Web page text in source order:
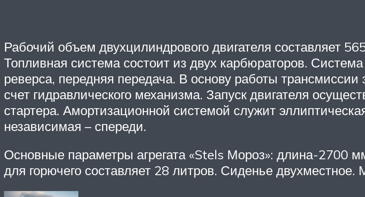
Рабочий объем двухцилиндрового двигателя составляет
Топливная система состоит из двух карбюраторов.
реверса, передняя передача. В основу работы
счет гидравлического механизма. Запуск двигателя
стартера. Амортизационной системой служит
независимая – спереди.
Основные параметры агрегата «Stels Мороз»: длина-
для горючего составляет 28 литров. Сиденье